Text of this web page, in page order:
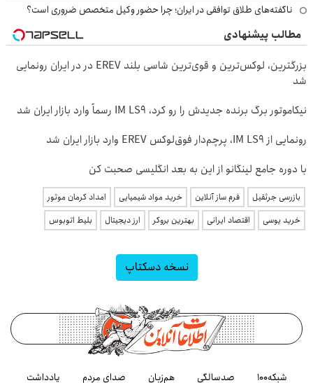
ناگفته‌های طلاق توافقی در ایران؛ چرا حضور وکیل متخصص ضروری است؟
مطالب پیشنهادی
بزرگترین، لوکس‌ترین و قوی‌ترین شاسی بلند EREV در در ایران رونمایی
شد
نیکاموتور برگ برنده جدیدش را رو کرد، IM LS9 رسماً وارد بازار ایران شد
رونمایی از IM LS9، پرچم‌دار فوق‌لوکس EREV وارد بازار ایران شد
با دوره جامع لینگانو از این به بعد انگلیسی صحبت کن
بازرسی جرثقیل فرم ساز آنلاین خرید مواد شیمیایی
امداد کرمان موتور
خرید یوسی
اقتصاد ایرانی بهترین بروکر ارز دیجیتال بلیط اتوبوس
نسخه دسکتاپ
شبکه۱۰۰ صدسالگی هم‌زبان صدای مردم یادداشت